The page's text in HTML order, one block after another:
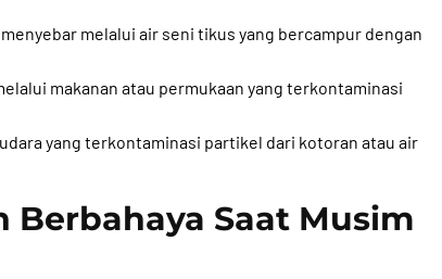
melalui air seni tikus yang bercampur dengan
makanan atau permukaan yang terkontaminasi
yang terkontaminasi partikel dari kotoran atau air
Berbahaya Saat Musim